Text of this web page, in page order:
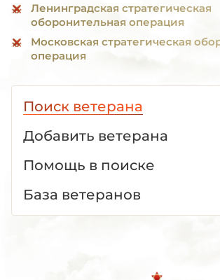
Ленинградская стратегическая
оборонительная операция
Московская стратегическая
операция
Поиск ветерана
Добавить ветерана
Помощь в поиске
База ветеранов